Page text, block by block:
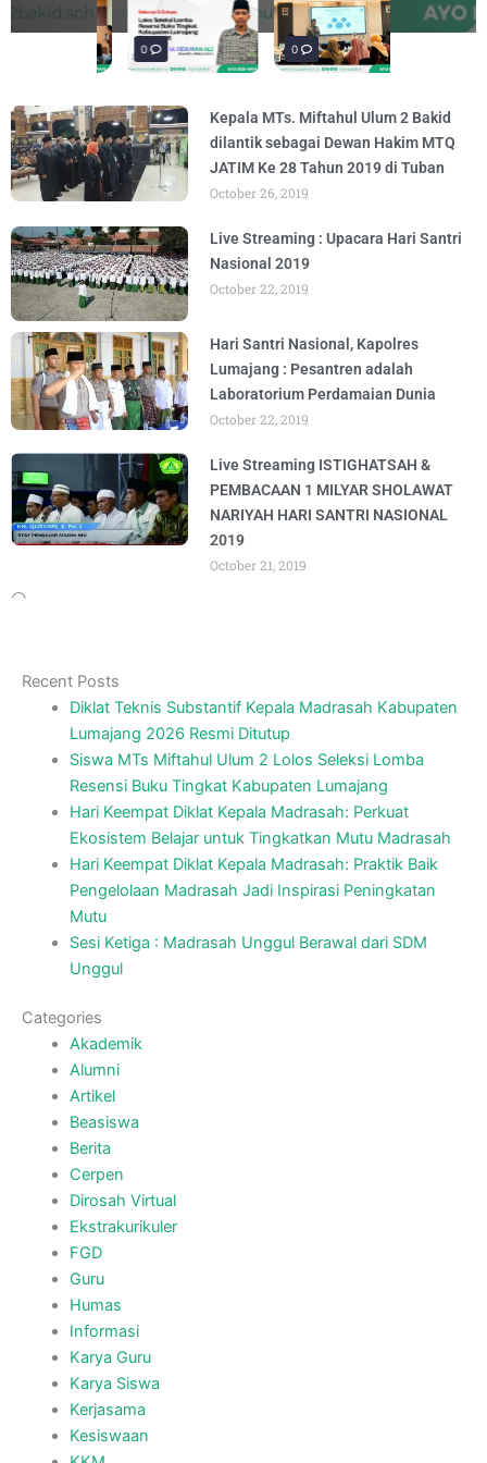
materi “Pengembangan Ekosistem
BY ADMIN AUGUST 6, 2026
penguatan materi bertajuk "Praktik Baik
BY ADMIN AUGUST 6, 2026
penguatan materi "Re-Branding
BY ADMIN AUGUST 5, 2026
materi Literasi Digital yang
BY ADMIN AUGUST 5, 2026
Madrasah" padaAUGUST 4, 2026
materi “Pengembangan Ekosistem
BY ADMIN AUGUST 6, 2026
penguatan materi bertajuk "Praktik Baik
BY ADMIN AUGUST 6, 2026
0
Kepala MTs. Miftahul Ulum 2 Bakid
dilantik sebagai Dewan Hakim MTQ
JATIM Ke 28 Tahun 2019 di Tuban
October 26, 2019
Live Streaming : Upacara Hari Santri
Nasional 2019
October 22, 2019
Hari Santri Nasional, Kapolres
Lumajang : Pesantren adalah
Laboratorium Perdamaian Dunia
October 22, 2019
Live Streaming ISTIGHATSAH &
PEMBACAAN 1 MILYAR SHOLAWAT
NARIYAH HARI SANTRI NASIONAL
2019
October 21, 2019
Recent Posts
Diklat Teknis Substantif Kepala Madrasah Kabupaten
Lumajang 2026 Resmi Ditutup
Siswa MTs Miftahul Ulum 2 Lolos Seleksi Lomba
Resensi Buku Tingkat Kabupaten Lumajang
Hari Keempat Diklat Kepala Madrasah: Perkuat
Ekosistem Belajar untuk Tingkatkan Mutu Madrasah
Hari Keempat Diklat Kepala Madrasah: Praktik Baik
Pengelolaan Madrasah Jadi Inspirasi Peningkatan
Mutu
Sesi Ketiga : Madrasah Unggul Berawal dari SDM
Unggul
Categories
Akademik
Alumni
Artikel
Beasiswa
Berita
Cerpen
Dirosah Virtual
Ekstrakurikuler
FGD
Guru
Humas
Informasi
Karya Guru
Karya Siswa
Kerjasama
Kesiswaan